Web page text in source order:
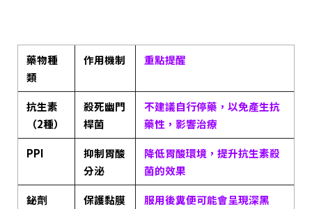
藥物種
類
作用機制 重點提醒
抗生素
（2種）
殺死幽門
桿菌
不建議自行停藥，以免產生抗
藥性，影響治療
PPI
抑制胃酸
分泌
降低胃酸環境，提升抗生素殺
菌的效果
鉍劑
保護黏膜
服用後糞便可能會呈現深黑